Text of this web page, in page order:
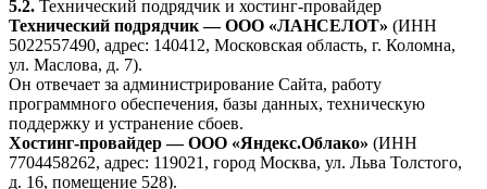
5.2. Технический подрядчик и хостинг-провайдер
Технический подрядчик — ООО «ЛАНСЕЛОТ» (ИНН
5022557490, адрес: 140412, Московская область, г. Коломна,
ул. Маслова, д. 7).
Он отвечает за администрирование Сайта, работу
программного обеспечения, базы данных, техническую
поддержку и устранение сбоев.
Хостинг-провайдер — ООО «Яндекс.Облако» (ИНН
7704458262, адрес: 119021, город Москва, ул. Льва Толстого,
д. 16, помещение 528).